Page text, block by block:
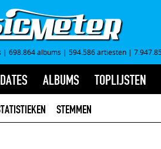
| 698.864 albums | 594.586 artiesten |
ALBUMS TOPLIJSTEN
STEMMEN